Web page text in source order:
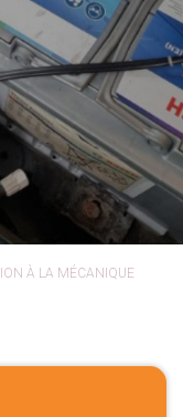
À LA MÉCANIQUE